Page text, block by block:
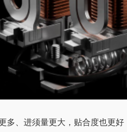
多、进须量更大，贴合度也更